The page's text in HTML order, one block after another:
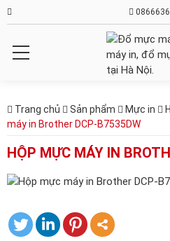
Trang chủ Sản phẩm Mực in
máy in Brother DCP-B7535DW
HỘP MỰC MÁY IN